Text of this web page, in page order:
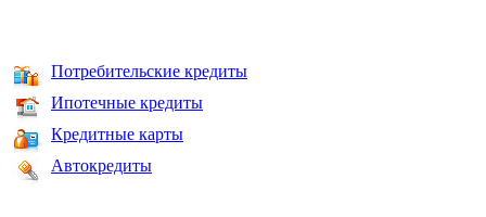
Потребительские кредиты
Ипотечные кредиты
Кредитные карты
Автокредиты